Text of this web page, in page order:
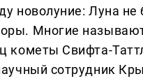
новолуние: Луна
Многие
кометы Свифта-
сотрудник